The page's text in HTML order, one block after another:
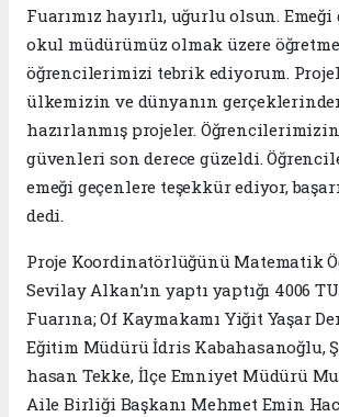
Fuarımız hayırlı, uğurlu olsun. Emeği
okul müdürümüz olmak üzere
öğrencilerimizi tebrik ediyorum.
ülkemizin ve dünyanın
hazırlanmış projeler. Öğrencilerimizin
güvenleri son derece güzeldi.
emeği geçenlere teşekkür ediyor,
dedi.
Proje Koordinatörlüğünü Matematik
Sevilay Alkan’ın yaptı yaptığı 4006
Fuarına; Of Kaymakamı Yiğit Yaşar
Eğitim Müdürü İdris Kabahasanoğlu,
hasan Tekke, İlçe Emniyet Müdürü
Aile Birliği Başkanı Mehmet Emin